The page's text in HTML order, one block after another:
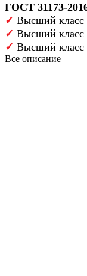
ГОСТ 31173-
✓ Высший класс
✓ Высший класс
✓ Высший класс
Все описание